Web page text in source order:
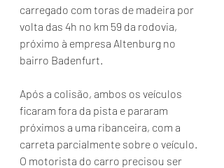
carregado com toras de madeira por
volta das 4h no km 59 da rodovia,
próximo à empresa Altenburg no
bairro Badenfurt.
Após a colisão, ambos os veículos
ficaram fora da pista e pararam
próximos a uma ribanceira, com a
carreta parcialmente sobre o veículo.
O motorista do carro precisou ser